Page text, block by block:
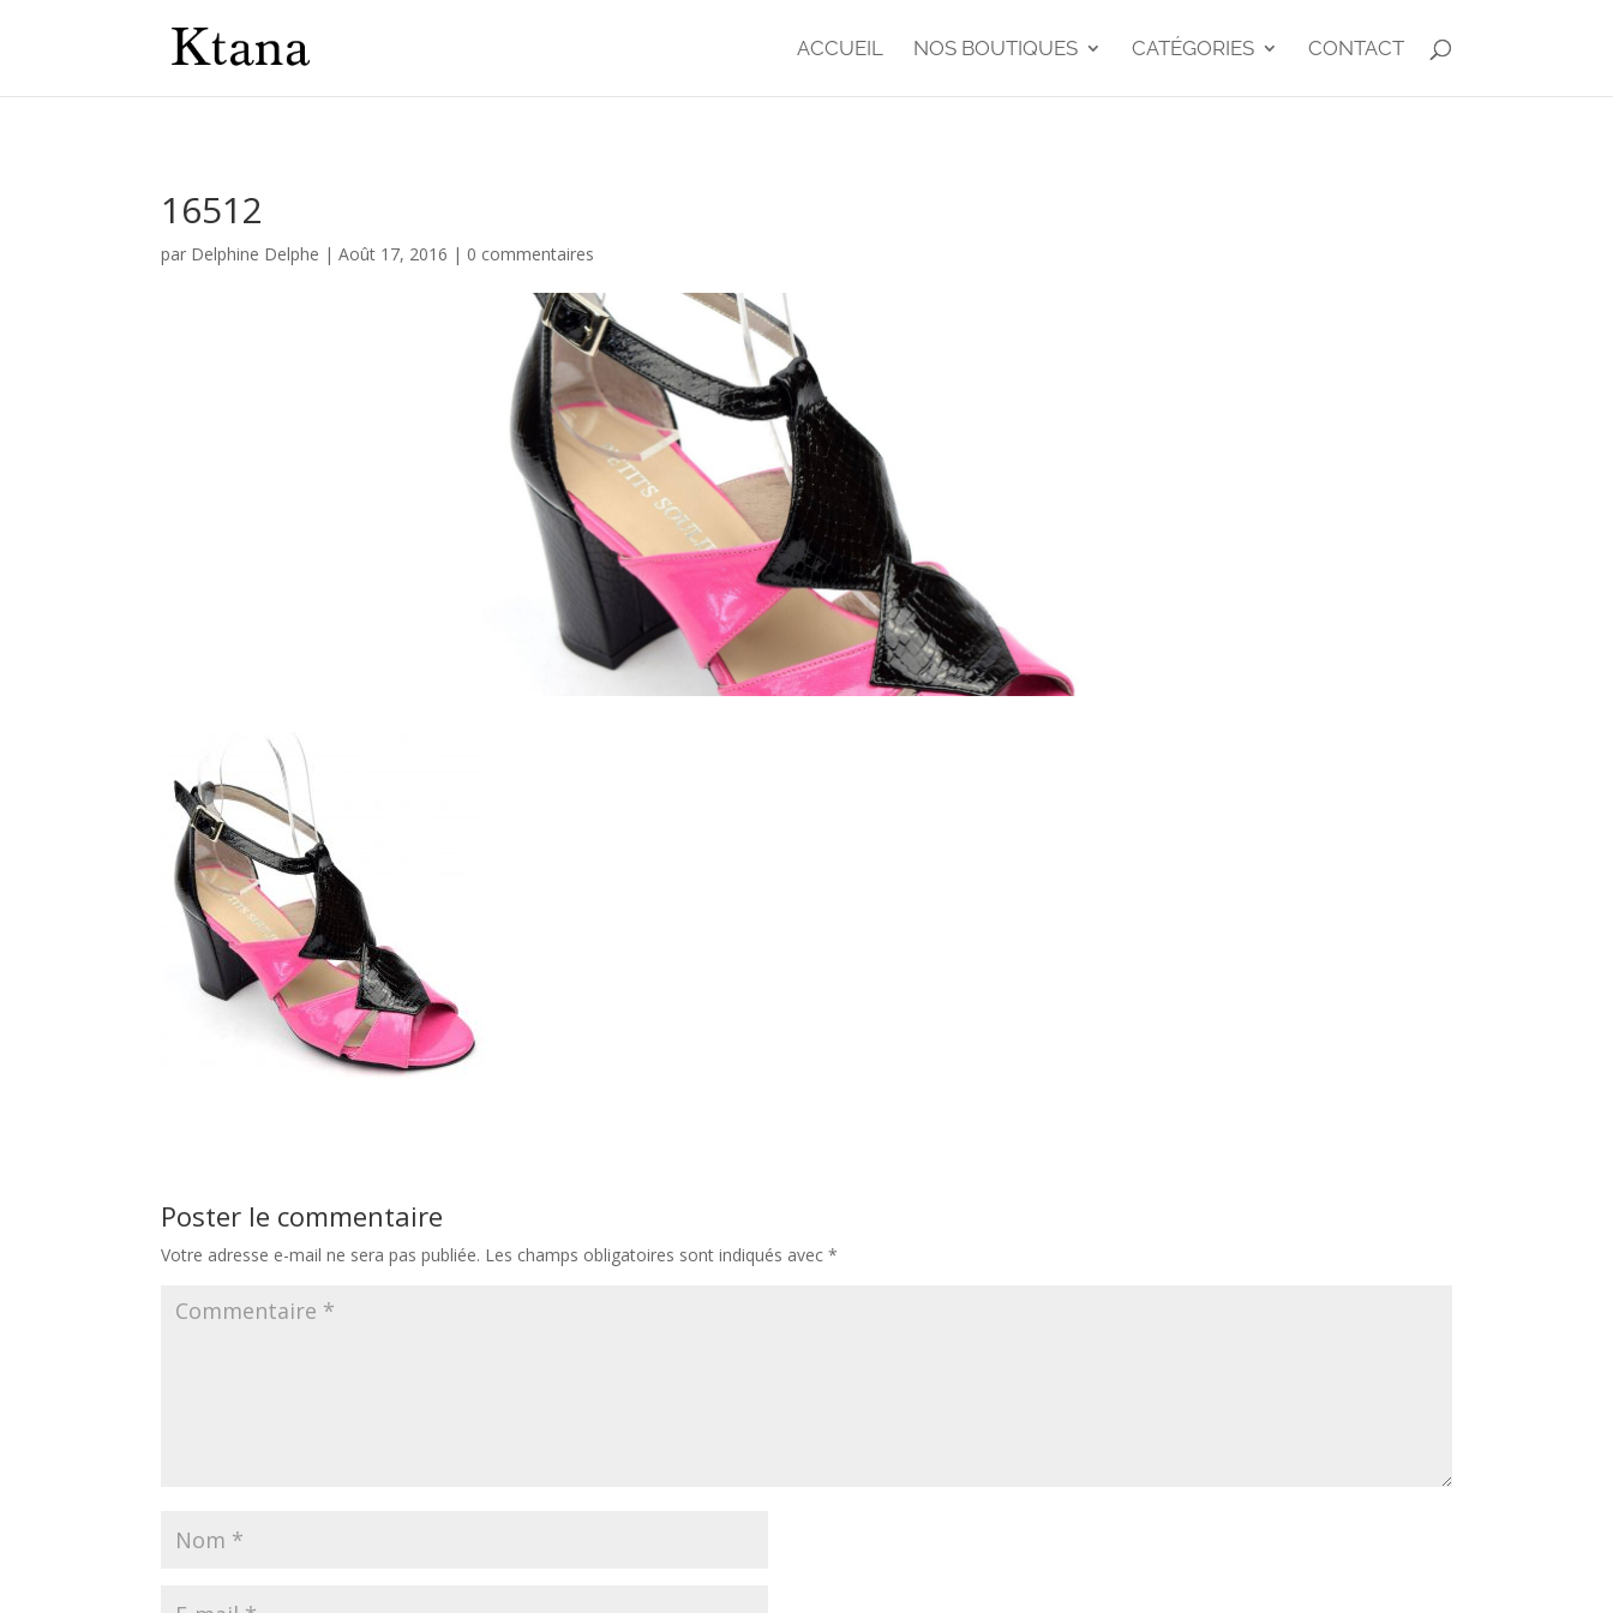
ACCUEIL NOS BOUTIQUES CATÉGORIES CONTACT
16512
par Delphine Delphe |Août 17, 2016 | 0 commentaires
Poster le commentaire
Votre adresse e-mail ne sera pas publiée. Les champs obligatoires sont indiqués avec*